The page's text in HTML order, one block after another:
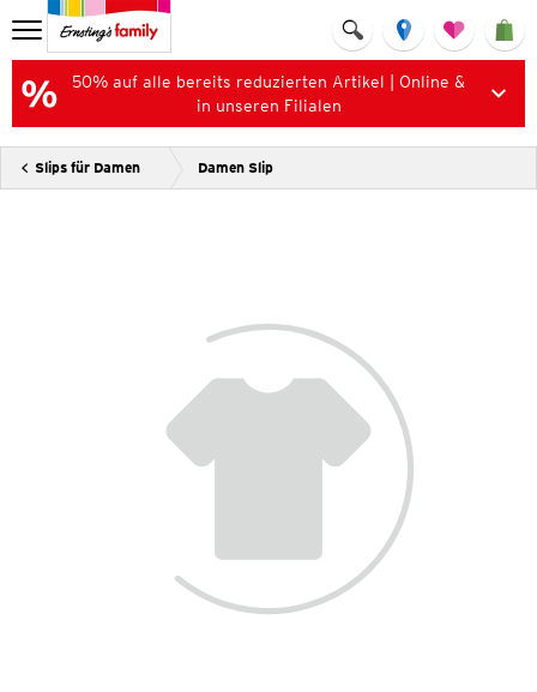
50% auf alle bereits reduzierten Artikel | Online &
in unseren Filialen
Slips für Damen Damen Slip